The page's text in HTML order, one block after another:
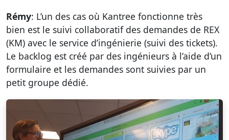
Rémy: L’un des cas où Kantree fonctionne très
bien est le suivi collaboratif des demandes de REX
(KM) avec le service d’ingénierie (suivi des tickets).
Le backlog est créé par des ingénieurs à l’aide d’un
formulaire et les demandes sont suivies par un
petit groupe dédié.